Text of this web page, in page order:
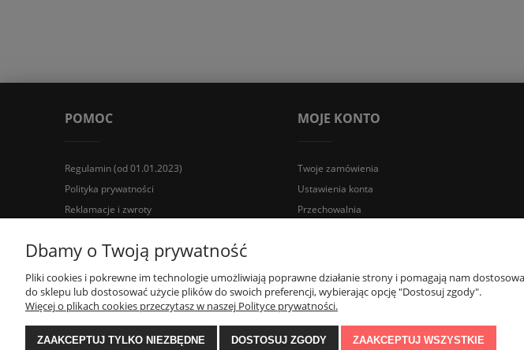
POMOC
Regulamin (od 01.01.2023)
Polityka prywatności
Reklamacje i zwroty
MOJE KONTO
Twoje zamówienia
Ustawienia konta
Przechowalnia
Wyposażenie łazienek Łazienki.eco | Pawła 23, 41-708 Ruda Śląska | E-mail:
Dbamy o Twoją prywatność
Pliki cookies i pokrewne im technologie umożliwiają poprawne działanie strony i pomagają nam
do sklepu lub dostosować użycie plików do swoich preferencji, wybierając opcję "Dostosuj zgody".
Więcej o plikach cookies przeczytasz w naszej Polityce prywatności.
ZAAKCEPTUJ TYLKO NIEZBĘDNE DOSTOSUJ ZGODY ZAAKCEPTUJ WSZYSTKIE